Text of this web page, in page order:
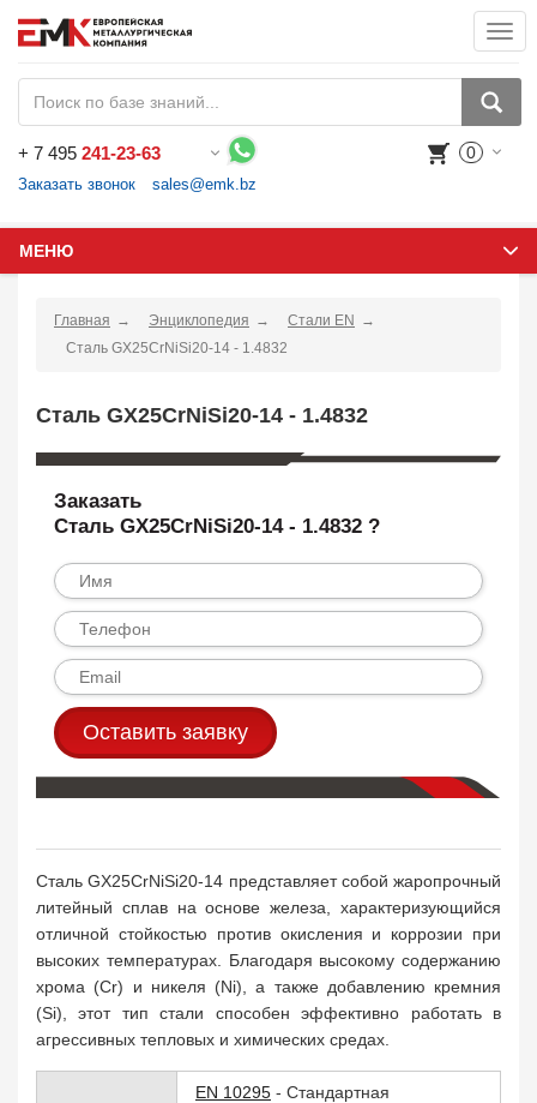
+ 7 495 241-23-63
Заказать звонок sales@emk.bz
0
МЕНЮ
Главная Энциклопедия
Стали EN
Сталь GX25CrNiSi20-14 - 1.4832
Сталь GX25CrNiSi20-14 - 1.4832
Заказать
Сталь GX25CrNiSi20-14 - 1.4832 ?
Оставить заявку
Сталь GX25CrNiSi20-14 представляет собой жаропрочный
литейный сплав на основе железа, характеризующийся
отличной стойкостью против окисления и коррозии при
высоких температурах. Благодаря высокому содержанию
хрома (Cr) и никеля (Ni), а также добавлению кремния
(Si), этот тип стали способен эффективно работать в
агрессивных тепловых и химических средах.
EN 10295 - Стандартная